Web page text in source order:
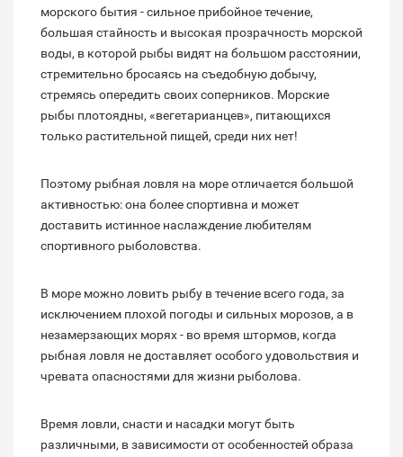
морского бытия - сильное прибойное течение,
большая стайность и высокая прозрачность морской
воды, в которой рыбы видят на большом расстоянии,
стремительно бросаясь на съедобную добычу,
стремясь опередить своих соперников. Морские
рыбы плотоядны, «вегетарианцев», питающихся
только растительной пищей, среди них нет!
Поэтому рыбная ловля на море отличается большой
активностью: она более спортивна и может
доставить истинное наслаждение любителям
спортивного рыболовства.
В море можно ловить рыбу в течение всего года, за
исключением плохой погоды и сильных морозов, а в
незамерзающих морях - во время штормов, когда
рыбная ловля не доставляет особого удовольствия и
чревата опасностями для жизни рыболова.
Время ловли, снасти и насадки могут быть
различными, в зависимости от особенностей образа